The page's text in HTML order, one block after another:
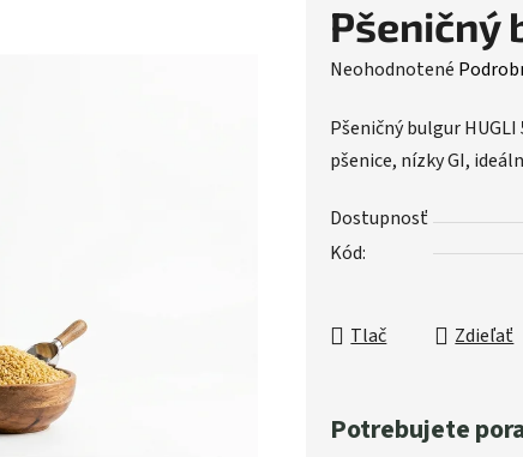
Pšeničný
Priemerné hodnotenie
Neohodnotené
Pšeničný bulgur
pšenice, nízky GI,
Dostupnosť
Kód:
Tlač Zdieľať
Potrebujete